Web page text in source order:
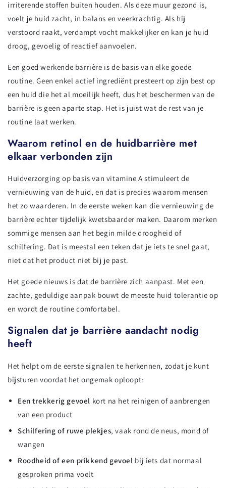
irriterende stoffen buiten houden. Als deze muur gezond is,
voelt je huid zacht, in balans en veerkrachtig. Als hij
verstoord raakt, verdampt vocht makkelijker en kan je huid
droog, gevoelig of reactief aanvoelen.
Een goed werkende barrière is de basis van elke goede
routine. Geen enkel actief ingrediënt presteert op zijn best op
een huid die het al moeilijk heeft, dus het beschermen van de
barrière is geen aparte stap. Het is juist wat de rest van je
routine laat werken.
Waarom retinol en de huidbarrière met
elkaar verbonden zijn
Huidverzorging op basis van vitamine A stimuleert de
vernieuwing van de huid, en dat is precies waarom mensen
het zo waarderen. In de eerste weken kan die vernieuwing de
barrière echter tijdelijk kwetsbaarder maken. Daarom merken
sommige mensen aan het begin milde droogheid of
schilfering. Dat is meestal een teken dat je iets te snel gaat,
niet dat het product niet bij je past.
Het goede nieuws is dat de barrière zich aanpast. Met een
zachte, geduldige aanpak bouwt de meeste huid tolerantie op
en wordt de routine comfortabel.
Signalen dat je barrière aandacht nodig
heeft
Het helpt om de eerste signalen te herkennen, zodat je kunt
bijsturen voordat het ongemak oploopt:
Een trekkerig gevoel kort na het reinigen of aanbrengen
van een product
Schilfering of ruwe plekjes, vaak rond de neus, mond of
wangen
Roodheid of een prikkend gevoel bij iets dat normaal
gesproken prima voelt